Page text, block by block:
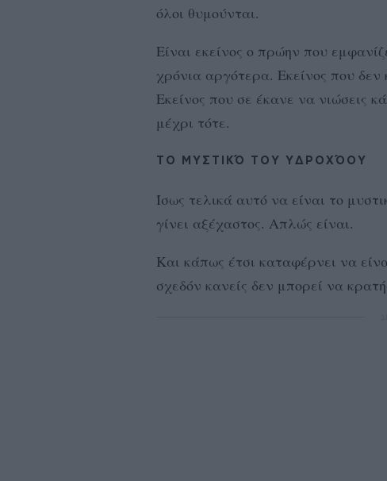
όλοι θυμούνται.
Είναι εκείνος ο πρώην που
χρόνια αργότερα. Εκείνος που
Εκείνος που σε έκανε να νιώσεις
μέχρι τότε.
ΤΟ ΜΥΣΤΙΚΌ ΤΟΥ ΥΔΡΟΧΌΟΥ
Ίσως τελικά αυτό να είναι το
γίνει αξέχαστος. Απλώς είναι.
Και κάπως έτσι καταφέρνει να
σχεδόν κανείς δεν μπορεί να